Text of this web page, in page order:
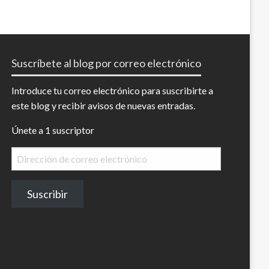
Suscríbete al blog por correo electrónico
Introduce tu correo electrónico para suscribirte a
este blog y recibir avisos de nuevas entradas.
Únete a 1 suscriptor
Dirección
de
electrónico
Suscribir